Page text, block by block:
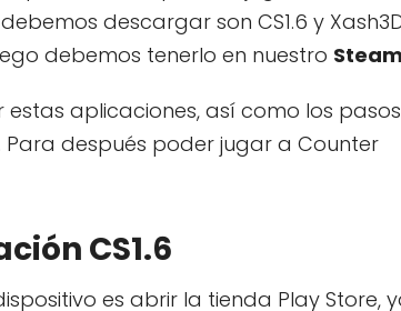
descargar son CS1.6 y
debemos tenerlo en nuestro Steam
aplicaciones, así como los pasos
después poder jugar a Counter
CS1.6
es abrir la tienda Play Store,